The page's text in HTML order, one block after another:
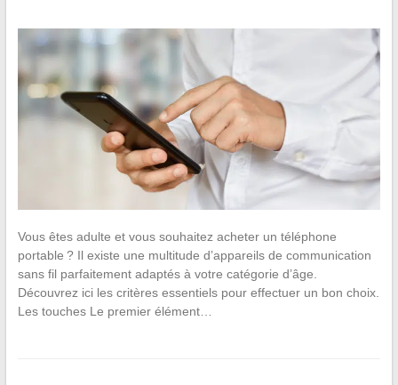
Vous êtes adulte et vous souhaitez acheter un téléphone
portable ? Il existe une multitude d’appareils de communication
sans fil parfaitement adaptés à votre catégorie d’âge.
Découvrez ici les critères essentiels pour effectuer un bon choix.
Les touches Le premier élément…